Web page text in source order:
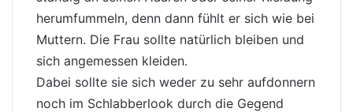
herumfummeln, denn dann fühlt er sich wie bei
Muttern. Die Frau sollte natürlich bleiben und
sich angemessen kleiden.
Dabei sollte sie sich weder zu sehr aufdonnern
noch im Schlabberlook durch die Gegend